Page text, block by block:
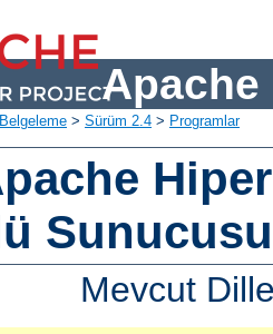
Apache
Belgeleme > Sürüm 2.4 > Programlar
Sunucusu
Mevcut